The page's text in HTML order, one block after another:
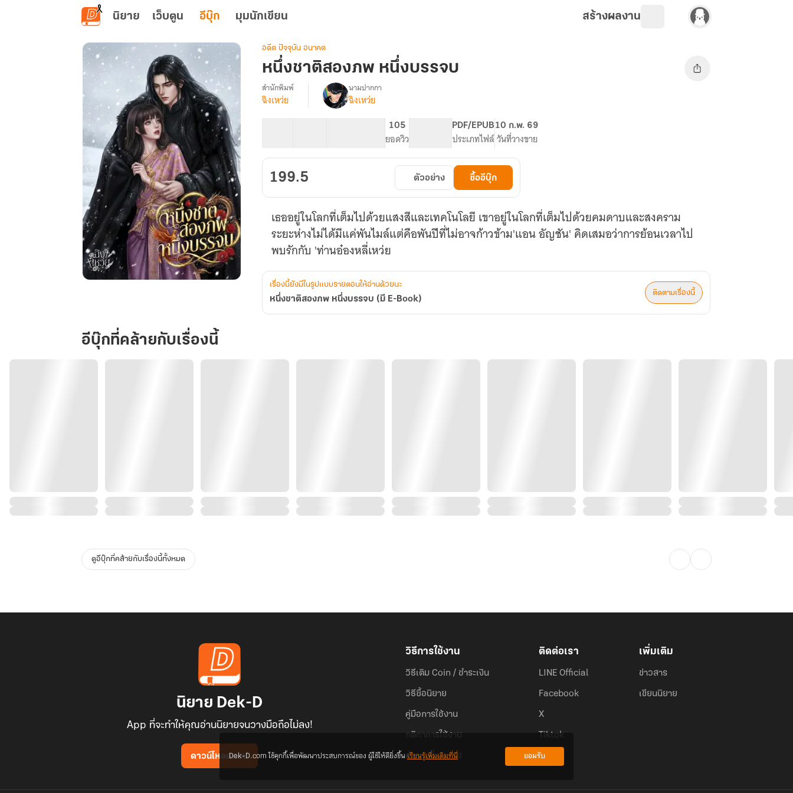
ข้ามไปยังเนื้อหาหลัก
นิยาย เว็บตูน อีบุ๊ก มุมนักเขียน สร้างผลงาน
ภพ
หนึ่ง
บรรจบ
อดีต ปัจจุบัน อนาคต
หนึ่งชาติสองภพ หนึ่งบรรจบ
เรื่อง
หนึ่ง
บรรจบ
E-
สำนักพิมพ์
ฉิงเหว่ย
นามปากกา
ฉิงเหว่ย
105
ยอดวิว
PDF/EPUB
ประเภทไฟล์
10 ก.พ. 69
วันที่วางขาย
199.5 ตัวอย่าง ซื้ออีบุ๊ก
เธออยู่ในโลกที่เต็มไปด้วยแสงสีและเทคโนโลยี เขาอยู่ในโลกที่เต็มไปด้วยคมดาบและสงคราม
ระยะห่างไม่ได้มีแค่พันไมล์แต่คือพันปีที่ไม่อาจก้าวข้าม'แอน อัญชัน' คิดเสมอว่าการย้อนเวลาไป
พบรักกับ 'ท่านอ๋องหลี่เหว่ย
เรื่องนี้ยังมีในรูปแบบรายตอนให้อ่านด้วยนะ
หนึ่งชาติสองภพ หนึ่งบรรจบ (มี E-Book)
ติดตามเรื่องนี้
อีบุ๊กที่คล้ายกับเรื่องนี้
ดูอีบุ๊กที่คล้ายกับเรื่องนี้ทั้งหมด
นิยาย Dek-D
App ที่จะทำให้คุณอ่านนิยายจนวางมือถือไม่ลง!
ดาวน์โหลดแอป
วิธีการใช้งาน
วิธีเติม Coin / ชำระเงิน
วิธีซื้อนิยาย
คู่มือการใช้งาน
กติกาการใช้งาน
คำถามที่พบบ่อย
ติดต่อเรา
LINE Official
Facebook
X
Tiktok
เพิ่มเติม
ข่าวสาร
เขียนนิยาย
Dek-D.com ใช้คุกกี้เพื่อพัฒนาประสบการณ์ของ ผู้ใช้ให้ดียิ่งขึ้นเรียนรู้เพิ่มเติมที่นี่ ยอมรับ